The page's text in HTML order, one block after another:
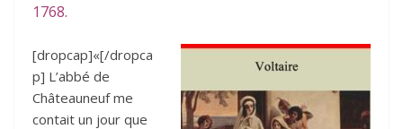
1768.
[dropcap]«[/dropca
p] L’abbé de
Châteauneuf me
contait un jour que